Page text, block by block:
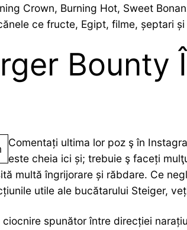
Crown, Burning Hot, Sweet
ce fructe, Egipt, filme, șeptari
Bounty
Comentați ultima lor poz ş în
este cheia ici și; trebuie ş faceți
multă îngrijorare și răbdare. Ce
utile ale bucătarului Steiger,
spunător între direcției